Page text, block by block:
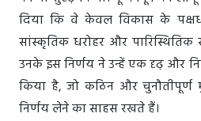
दिया कि वे केवल विकास के
सांस्कृतिक धरोहर और
उनके इस निर्णय ने उन्हें एक दृढ़ और
किया है, जो कठिन और चुनौतीपूर्ण
निर्णय लेने का साहस रखते हैं।